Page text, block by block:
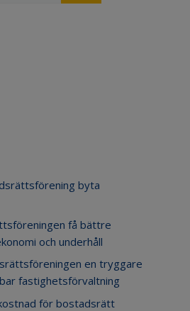
byta
få bättre
och underhåll
en tryggare
fastighetsförvaltning
för bostadsrätt